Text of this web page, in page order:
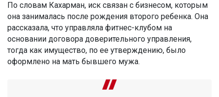
По словам Кахарман, иск связан с бизнесом, которым
она занималась после рождения второго ребенка. Она
рассказала, что управляла фитнес-клубом на
основании договора доверительного управления,
тогда как имущество, по ее утверждению, было
оформлено на мать бывшего мужа.